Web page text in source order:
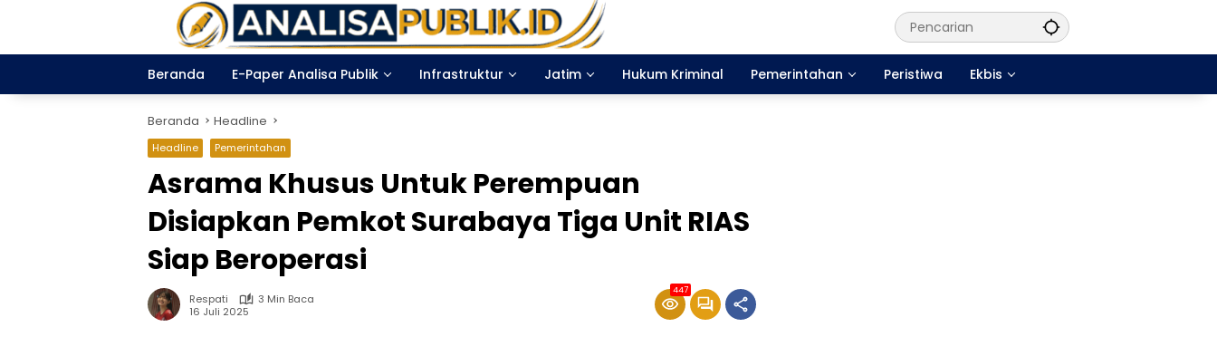
Beranda
E-Paper Analisa Publik Infrastruktur Jatim Hukum Kriminal Pemerintahan Peristiwa Ekbis
Beranda Headline
Headline Pemerintahan
Asrama Khusus Untuk Perempuan
Disiapkan Pemkot Surabaya Tiga Unit RIAS
Siap Beroperasi
Respati
3 Min Baca
16 Juli 2025
447